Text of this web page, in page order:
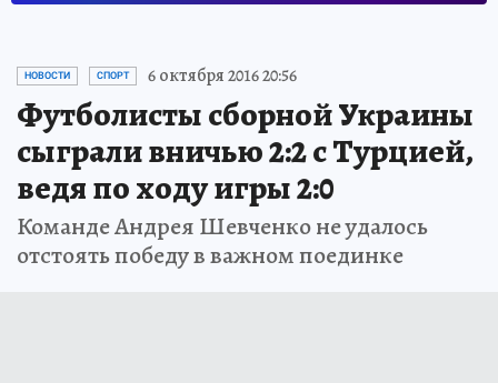
НОВОСТИ СПОРТ 6 октября 2016 20:56
Футболисты сборной Украины
сыграли вничью 2:2 с Турцией,
ведя по ходу игры 2:0
Команде Андрея Шевченко не удалось
отстоять победу в важном поединке